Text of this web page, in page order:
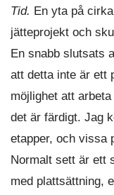
Tid. En yta på
jätteprojekt och
En snabb slutsats
att detta inte är ett
möjlighet att
det är färdigt. Jag
etapper, och vissa
Normalt sett är ett
med plattsättning,